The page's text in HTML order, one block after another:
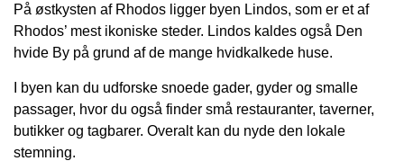
På østkysten af Rhodos ligger byen Lindos, som er et af
Rhodos’ mest ikoniske steder. Lindos kaldes også Den
hvide By på grund af de mange hvidkalkede huse.
I byen kan du udforske snoede gader, gyder og smalle
passager, hvor du også finder små restauranter, taverner,
butikker og tagbarer. Overalt kan du nyde den lokale
stemning.